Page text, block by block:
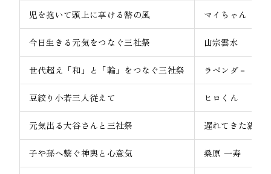
児を抱いて頭上に享ける幣の風 マイちゃん
今日生きる元気をつなぐ三社祭 山宗雲水
世代超え「和」と「輪」をつなぐ三社祭 ラベンダ－
豆絞り小若三人従えて ヒロくん
元気出る大谷さんと三社祭 遅れてきた猫☆
子や孫へ繋ぐ神輿と心意気 桑原 一寿